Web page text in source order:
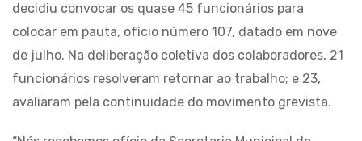
decidiu convocar os quase 45 funcionários para
colocar em pauta, ofício número 107, datado em nove
de julho. Na deliberação coletiva dos colaboradores, 21
funcionários resolveram retornar ao trabalho; e 23,
avaliaram pela continuidade do movimento grevista.